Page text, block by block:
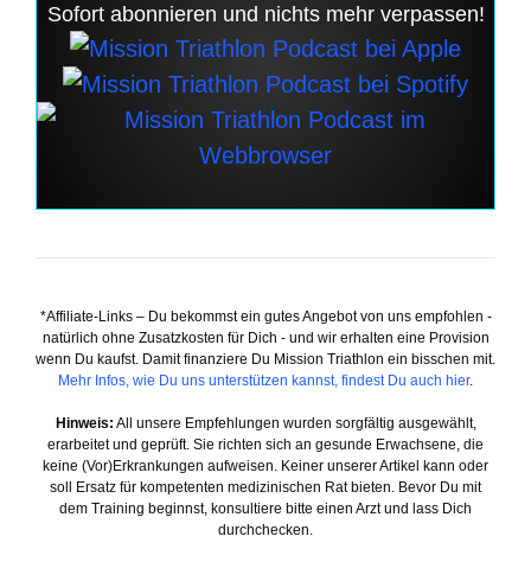
Sofort abonnieren und nichts mehr verpassen!
*Affiliate-Links – Du bekommst ein gutes Angebot von uns empfohlen -
natürlich ohne Zusatzkosten für Dich - und wir erhalten eine Provision
wenn Du kaufst. Damit finanziere Du Mission Triathlon ein bisschen mit.
Mehr Infos, wie Du uns unterstützen kannst, findest Du auch hier.
Hinweis: All unsere Empfehlungen wurden sorgfältig ausgewählt,
erarbeitet und geprüft. Sie richten sich an gesunde Erwachsene, die
keine (Vor)Erkrankungen aufweisen. Keiner unserer Artikel kann oder
soll Ersatz für kompetenten medizinischen Rat bieten. Bevor Du mit
dem Training beginnst, konsultiere bitte einen Arzt und lass Dich
durchchecken.